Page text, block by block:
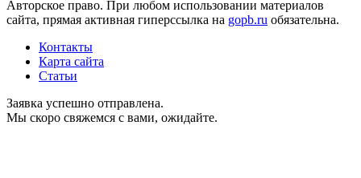
Авторское право. При любом использовании материалов
сайта, прямая активная гиперссылка на gopb.ru обязательна.
Контакты
Карта сайта
Статьи
Заявка успешно отправлена.
Мы скоро свяжемся с вами, ожидайте.